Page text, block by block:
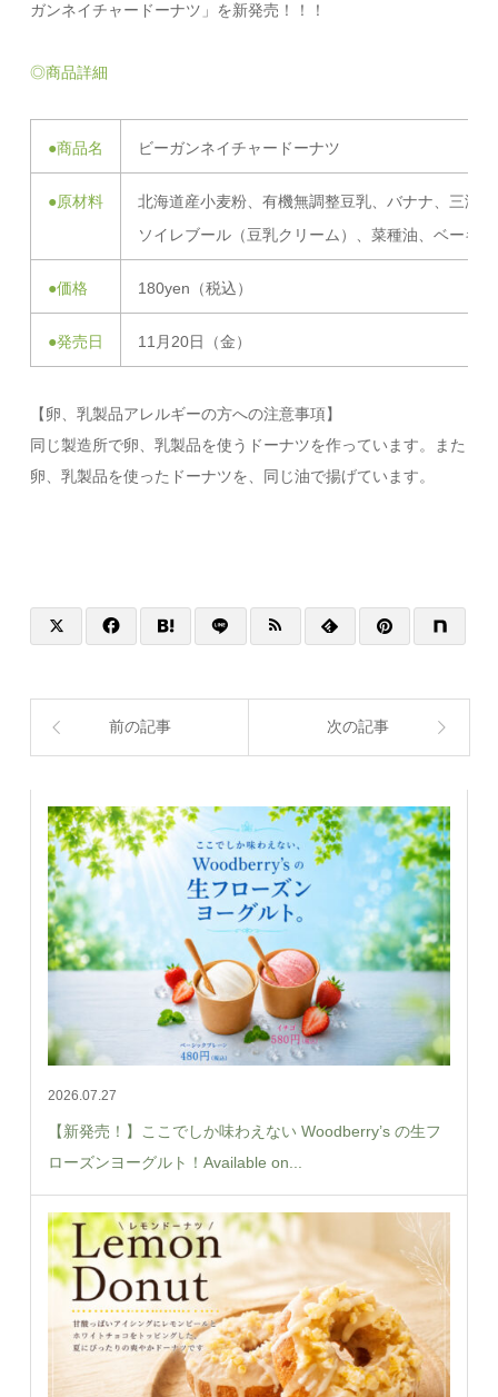
ガンネイチャードーナツ」を新発売！！！
◎商品詳細
●商品名 ビーガンネイチャードーナツ
●原材料
北海道産小麦粉、有機無調整豆乳、バナナ、三温
ソイレブール（豆乳クリーム）、菜種油、ベーキ
●価格 180yen（税込）
●発売日 11月20日（金）
【卵、乳製品アレルギーの方への注意事項】
同じ製造所で卵、乳製品を使うドーナツを作っています。また
卵、乳製品を使ったドーナツを、同じ油で揚げています。
前の記事 次の記事
2026.07.27
【新発売！】ここでしか味わえない Woodberry’s の生フ
ローズンヨーグルト！Available on...